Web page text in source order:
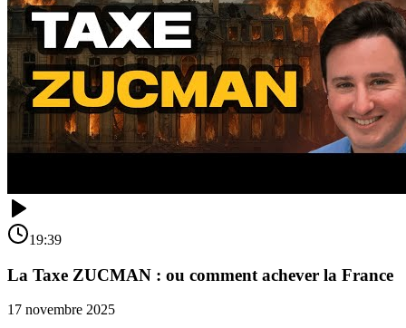
19:39
La Taxe ZUCMAN : ou comment achever la France
17 novembre 2025